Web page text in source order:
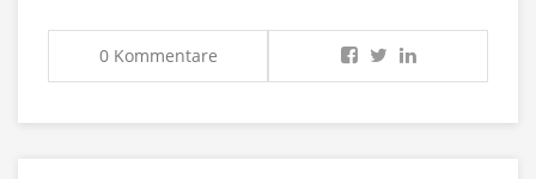
0 Kommentare